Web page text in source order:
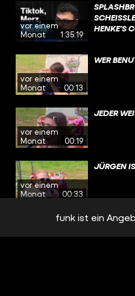
vor einem
Monat
1:35:19
ENKE'S
vor einem
Monat
00:13
WER
vor einem
Monat
00:19
JEDER
vor einem
Monat
00:33
JÜRGEN
vor einem
HENKE'S
SO ALT
funk ist ein